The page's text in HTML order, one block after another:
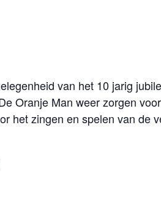
van het 10 jarig
Oranje Man weer zorgen
het zingen en spelen van de